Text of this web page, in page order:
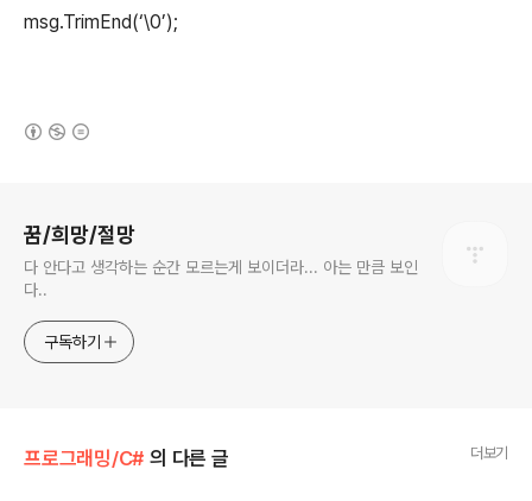
msg.TrimEnd(‘\0’);
꿈/희망/절망
다 안다고 생각하는 순간 모르는게 보이더라... 아는 만큼 보인
다..
구독하기
프로그래밍/C# 의 다른 글 더보기